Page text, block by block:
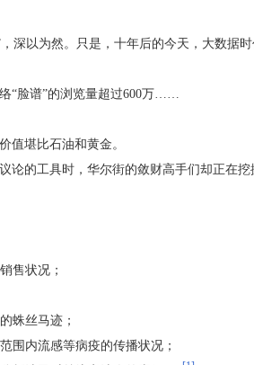
深以为然。只是，十年后的今天，大数据
“脸谱”的浏览量超过600万……
值堪比石油和黄金。
的工具时，华尔街的敛财高手们却正在
售状况；
蛛丝马迹；
围内流感等病疫的传播状况；